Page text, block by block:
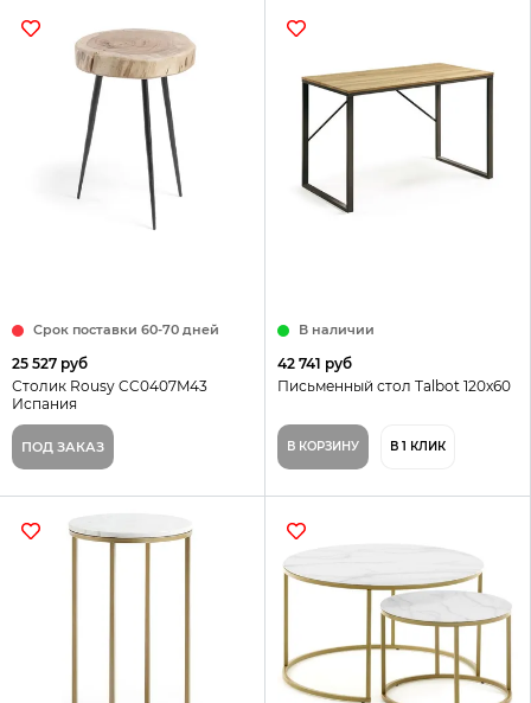
Срок поставки 60-70 дней
25 527 руб
Столик Rousy CC0407M43
Испания
ПОД ЗАКАЗ
В наличии
42 741 руб
Письменный стол Talbot 120x60
В КОРЗИНУ В 1 КЛИК